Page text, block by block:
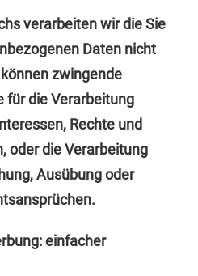
verarbeiten wir die Sie
Daten nicht
zwingende
für die Verarbeitung
Rechte und
oder die Verarbeitung
Ausübung oder
einfacher